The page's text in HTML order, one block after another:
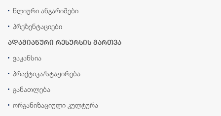
წლიური ანგარიშები
პრეზენტაციები
ადამიანური რესურსის მართვა
ვაკანსია
პრაქტიკა/სტაჟირება
განათლება
ორგანიზაციული კულტურა